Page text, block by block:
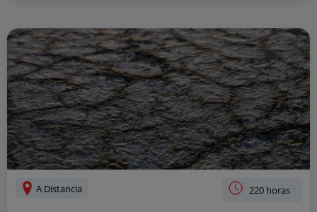
A Distancia 220 horas